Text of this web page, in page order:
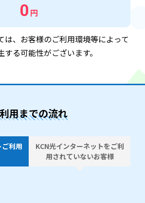
0 円
、お客様のご利用環境等によって
る可能性がございます。
用までの流れ
利用
KCN光インターネットをご利
用されていないお客様